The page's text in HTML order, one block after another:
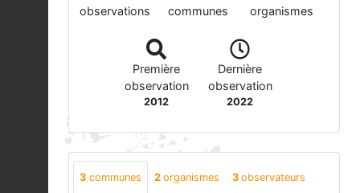
observations communes organismes
Première
observation
2012
Dernière
observation
2022
3 communes 2 organismes 3 observateurs